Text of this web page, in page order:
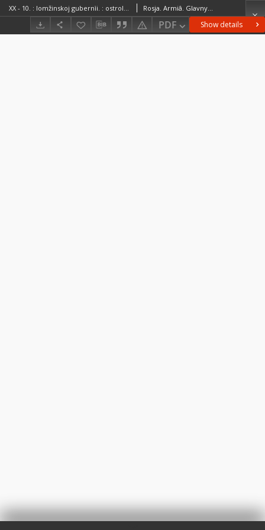
Show details
PDF
XX - 10. : lomžinskoj gubernìi. : ostrolenksk., ostrovsk., makovsk. i pultusk. uězd. Rosja. Armiâ. Glavnyj štab. Voenno-topografičeskij otdelRosja. Armiâ. Glavnyj štab. Litografìâ kartografičeskago zavedenìâ